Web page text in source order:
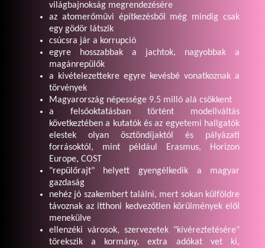
világbajnokság megrendezésére
az atomerőművi építkezésből még mindig csak
egy gödör látszik
csúcsra jár a korrupció
egyre hosszabbak a jachtok, nagyobbak a
magánrepülők
a kivételezettekre egyre kevésbé vonatkoznak a
törvények
Magyarország népessége 9.5 milló alá csökkent
a felsőoktatásban történt modellváltás
következtében a kutatók és az egyetemi hallgatók
elestek olyan ösztöndíjaktól és pályázati
forrásoktól, mint például Erasmus, Horizon
Europe, COST
"repülőrajt" helyett gyengélkedik a magyar
gazdaság
nehéz jó szakembert találni, mert sokan külföldre
távoznak az itthoni kedvezőtlen körülmények elől
menekülve
ellenzéki városok, szervezetek "kivéreztetésére"
törekszik a kormány, extra adókat vet ki,